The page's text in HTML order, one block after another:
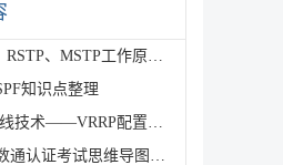
思科认证之STP、RSTP、MSTP工作原理、网络通信原理及
知识点整理
华为HCIP认证无线技术——VRRP配置实验案例分析
全网最全的华为数通认证考试思维导图(二)